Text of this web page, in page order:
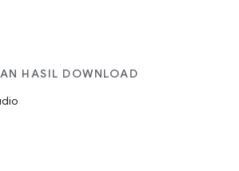
HASIL DOWNLOAD